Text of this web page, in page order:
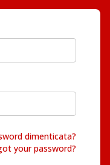
dimenticata?
your password?